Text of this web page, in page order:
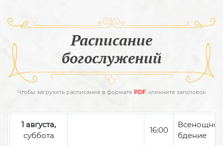
Расписание
богослужений
Чтобы загрузить расписание в формате PDF, кликните заголовок
1 августа,
суббота
16:00
Всенощное
бдение